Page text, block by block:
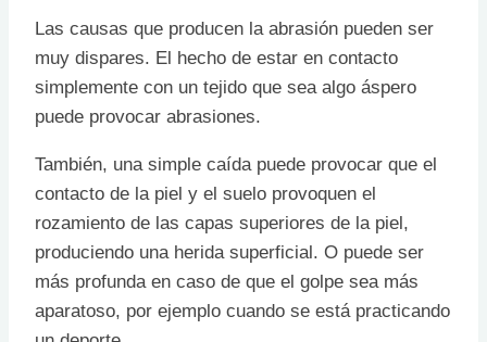
Las causas que producen la abrasión pueden ser
muy dispares. El hecho de estar en contacto
simplemente con un tejido que sea algo áspero
puede provocar abrasiones.
También, una simple caída puede provocar que el
contacto de la piel y el suelo provoquen el
rozamiento de las capas superiores de la piel,
produciendo una herida superficial. O puede ser
más profunda en caso de que el golpe sea más
aparatoso, por ejemplo cuando se está practicando